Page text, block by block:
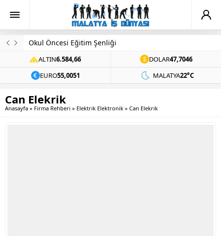
Okul Öncesi Eğitim Şenliği
ALTIN6.584,66 DOLAR47,7046
EURO55,0051 MALATYA22°C
Can Elekrik
Anasayfa » Firma Rehberi » Elektrik Elektronik » Can Elekrik